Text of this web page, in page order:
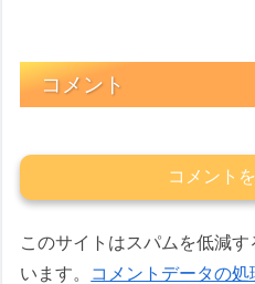
コメント
コメント
このサイトはスパムを低減
います。 コメントデータの